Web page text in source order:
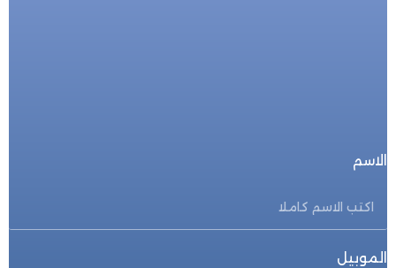
الاسم
الموبيل